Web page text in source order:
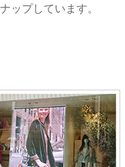
ップしています。